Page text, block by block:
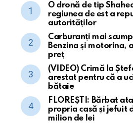
O dronă de tip
regiunea de est a
autorităților
Carburanți mai
Benzina și motorina,
preț
(VIDEO) Crimă la
arestat pentru că a
bătaie
FLOREȘTI: Bărbat
propria casă și jefuit
milion de lei